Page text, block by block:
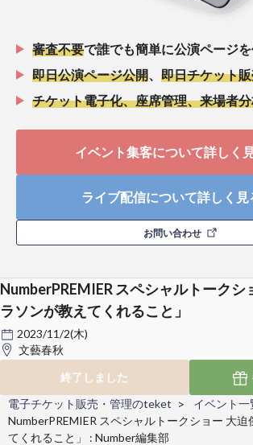
審査不要で誰でも簡単に公演ページを
即日公演ページ公開
即日チケット
チケット電子化、座席管理、来場者
イベント集客について詳しく
ライブ配信について詳しく見
お問い合わせ
NumberPREMIER スペシャルトークシ
ラソンが教えてくれること」
2023/11/2(木)
文藝春秋
終了しました
電子チケット販売・管理のteket
イベント一
NumberPREMIER スペシャルトークショー 大迫
てくれること」 : Number編集部